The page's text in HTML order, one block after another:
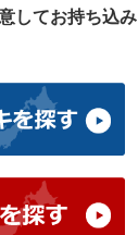
してお持ち込み